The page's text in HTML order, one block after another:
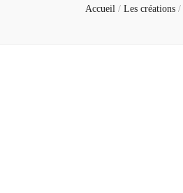
Accueil / Les créations /